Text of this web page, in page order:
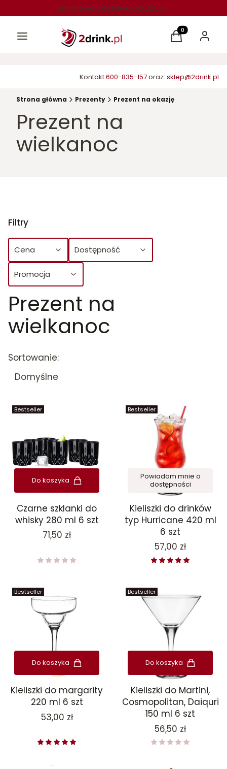
Darmowa dostawa od 250 zł
Menu Produkty w
Koszyk Zaloguj
Kontakt600-835-157oraz: sklep@2drink.pl
Strona główna Prezenty Prezent na okazję
Prezent na
wielkanoc
Filtry
Cena Dostępność
Promocja
Koniec filtrów
Prezent na
wielkanoc
Lista produktów
Sortowanie:
Domyślne
Bestseller
Do koszyka
Czarne szklanki do
whisky 280 ml 6 szt
Cena
71,50 zł
Bestseller
Powiadom mnie o
dostępności
Kieliszki do drinków
typ Hurricane 420 ml
6 szt
Cena
57,00 zł
Bestseller
Do koszyka
Kieliszki do margarity
220 ml 6 szt
Cena
53,00 zł
Bestseller
Do koszyka
Kieliszki do Martini,
Cosmopolitan, Daiquri
150 ml 6 szt
Cena
56,50 zł